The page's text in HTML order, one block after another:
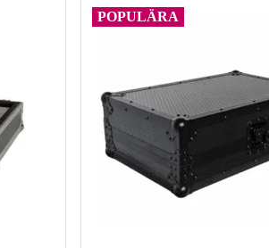
POPULÄRA